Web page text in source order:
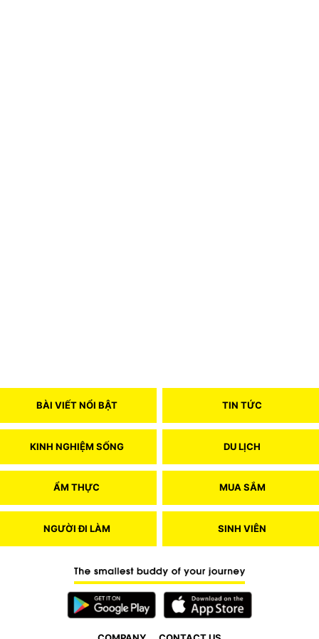
BÀI VIẾT NỔI BẬT TIN TỨC
KINH NGHIỆM SỐNG DU LỊCH
ẨM THỰC MUA SẮM
NGƯỜI ĐI LÀM SINH VIÊN